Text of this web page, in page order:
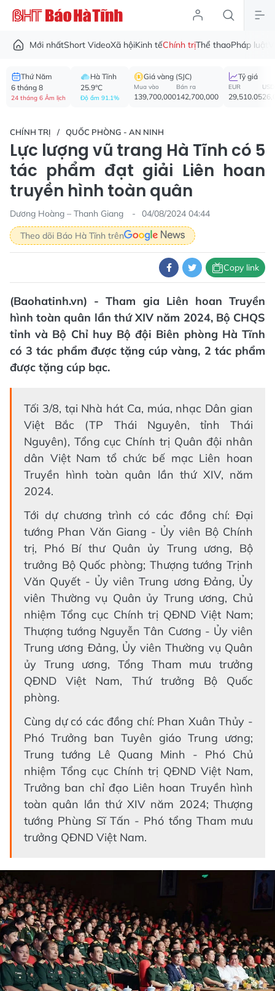
Mới nhấtShort VideoXã hộiKinh tếChính trịThể thaoPháp luật
Thứ Năm
6 tháng 8
24 tháng 6 Âm lịch
Hà Tĩnh
25.9°C
Độ ẩm 91.1%
Giá vàng (SJC)
Mua vào
139,700,000
Bán ra
142,700,000
Tỷ giá
EUR
29,510.05
USD
CHÍNH TRỊ QUỐC PHÒNG - AN NINH
Lực lượng vũ trang Hà Tĩnh có 5
tác phẩm đạt giải Liên hoan
truyền hình toàn quân
Dương Hoàng – Thanh Giang
04/08/2024 04:44
Theo dõi Báo Hà Tĩnh trên
Copy link
(Baohatinh.vn) - Tham gia Liên hoan Truyền
hình toàn quân lần thứ XIV năm 2024, Bộ CHQS
tỉnh và Bộ Chỉ huy Bộ đội Biên phòng Hà Tĩnh
có 3 tác phẩm được tặng cúp vàng, 2 tác phẩm
được tặng cúp bạc.
Tối 3/8, tại Nhà hát Ca, múa, nhạc Dân gian
Việt Bắc (TP Thái Nguyên, tỉnh Thái
Nguyên), Tổng cục Chính trị Quân đội nhân
dân Việt Nam tổ chức bế mạc Liên hoan
Truyền hình toàn quân lần thứ XIV, năm
2024.
Tới dự chương trình có các đồng chí: Đại
tướng Phan Văn Giang - Ủy viên Bộ Chính
trị, Phó Bí thư Quân ủy Trung ương, Bộ
trưởng Bộ Quốc phòng; Thượng tướng Trịnh
Văn Quyết - Ủy viên Trung ương Đảng, Ủy
viên Thường vụ Quân ủy Trung ương, Chủ
nhiệm Tổng cục Chính trị QĐND Việt Nam;
Thượng tướng Nguyễn Tân Cương - Ủy viên
Trung ương Đảng, Ủy viên Thường vụ Quân
ủy Trung ương, Tổng Tham mưu trưởng
QĐND Việt Nam, Thứ trưởng Bộ Quốc
phòng.
Cùng dự có các đồng chí: Phan Xuân Thủy -
Phó Trưởng ban Tuyên giáo Trung ương;
Trung tướng Lê Quang Minh - Phó Chủ
nhiệm Tổng cục Chính trị QĐND Việt Nam,
Trưởng ban chỉ đạo Liên hoan Truyền hình
toàn quân lần thứ XIV năm 2024; Thượng
tướng Phùng Sĩ Tấn - Phó tổng Tham mưu
trưởng QĐND Việt Nam.